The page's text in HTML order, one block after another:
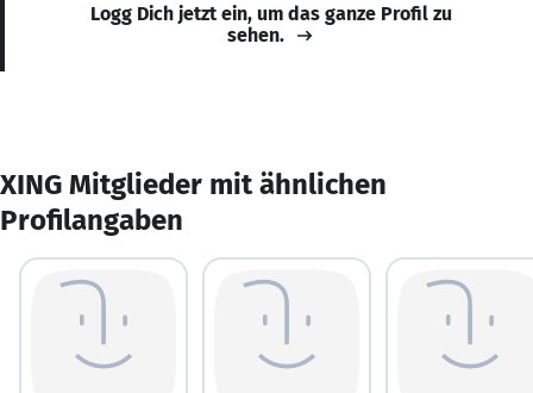
Logg Dich jetzt ein, um das ganze Profil zu
sehen.
XING Mitglieder mit ähnlichen
Profilangaben